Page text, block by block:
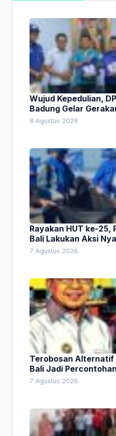
Wujud Kepedulian,
Badung Gelar
8 Agustus 2026
Rayakan HUT ke-25,
Bali Lakukan Aksi
Lingkungan
7 Agustus 2026
Terobosan Alternatif
Bali Jadi
Pembiayaan Daerah
7 Agustus 2026